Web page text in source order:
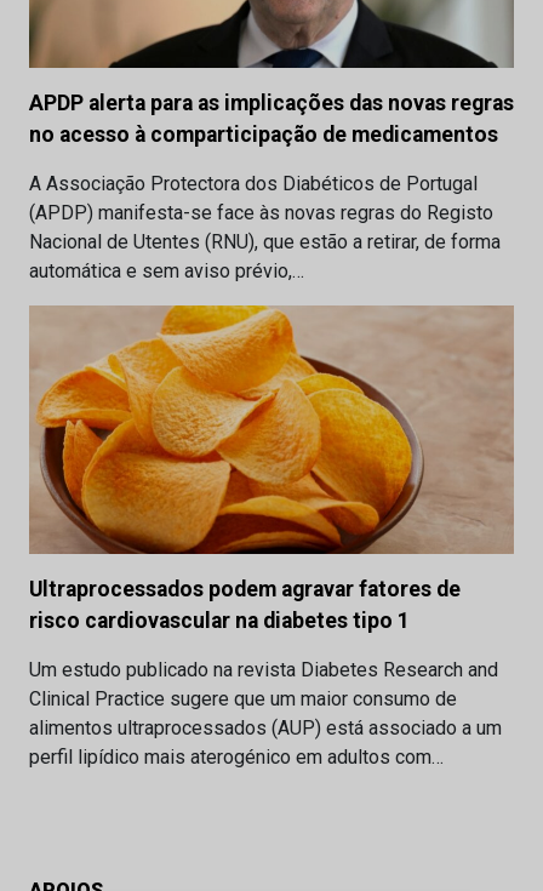
APDP alerta para as implicações das novas regras
no acesso à comparticipação de medicamentos
A Associação Protectora dos Diabéticos de Portugal
(APDP) manifesta-se face às novas regras do Registo
Nacional de Utentes (RNU), que estão a retirar, de forma
automática e sem aviso prévio,…
Ultraprocessados podem agravar fatores de
risco cardiovascular na diabetes tipo 1
Um estudo publicado na revista Diabetes Research and
Clinical Practice sugere que um maior consumo de
alimentos ultraprocessados (AUP) está associado a um
perfil lipídico mais aterogénico em adultos com…